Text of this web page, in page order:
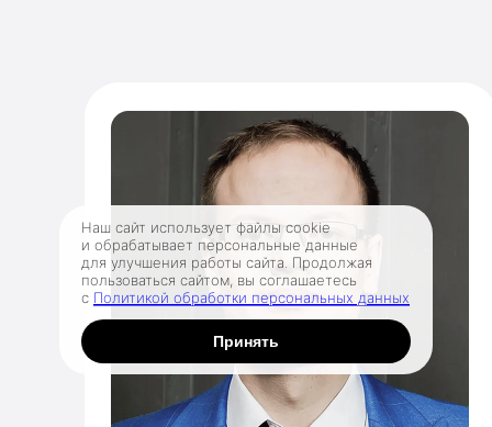
Принять
Наш сайт использует файлы cookie
и обрабатывает персональные данные
для улучшения работы сайта. Продолжая
пользоваться сайтом, вы соглашаетесь
с Политикой обработки персональных данных